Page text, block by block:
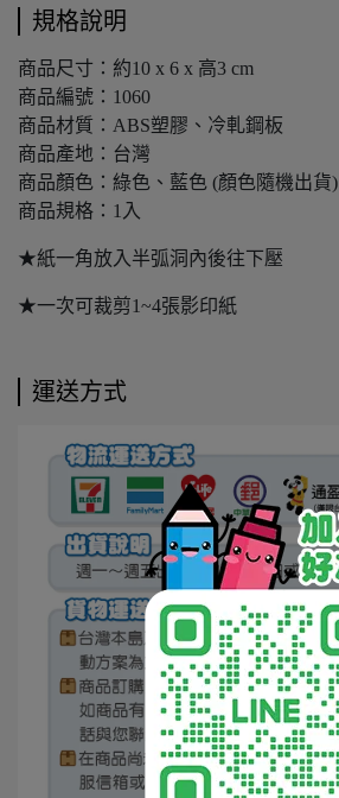
規格說明
商品尺寸：約10 x 6 x 高3 cm
商品編號：1060
商品材質：ABS塑膠、冷軋鋼板
商品產地：台灣
商品顏色：綠色、藍色 (顏色隨機出貨)
商品規格：1入
★紙一角放入半弧洞內後往下壓
★一次可裁剪1~4張影印紙
運送方式